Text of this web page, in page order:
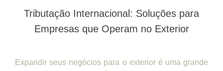
Tributação Internacional: Soluções para
Empresas que Operam no Exterior
Expandir seus negócios para o exterior é uma grande